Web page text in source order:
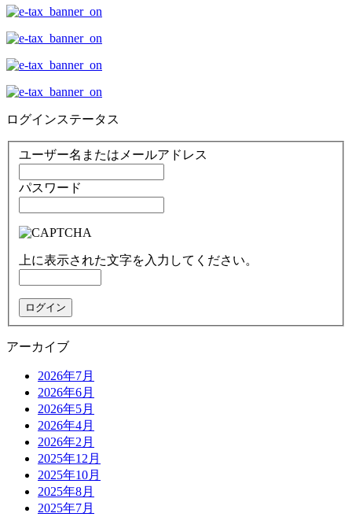
ログインステータス
ユーザー名またはメールアドレス
パスワード
上に表示された文字を入力してください。
アーカイブ
2026年7月
2026年6月
2026年5月
2026年4月
2026年2月
2025年12月
2025年10月
2025年8月
2025年7月